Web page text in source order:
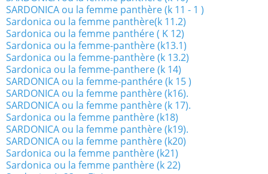
SARDONICA ou la femme panthère (k 11 - 1 )
Sardonica ou la femme panthère(k 11.2)
Sardonica ou la femme panthére ( K 12)
Sardonica ou la femme-panthère (k13.1)
Sardonica ou la femme-panthère (k 13.2)
Sardonica ou la femme-panthere (k 14)
SARDONICA ou la femme-panthére (k 15 )
SARDONICA ou la femme panthère (k16).
SARDONICA ou la femme panthère (k 17).
Sardonica ou la femme panthère (k18)
SARDONICA ou la femme panthère (k19).
SARDONICA ou la femme panthère (k20)
Sardonica ou la femme panthère (k21)
Sardonica ou la femme panthère (k 22)